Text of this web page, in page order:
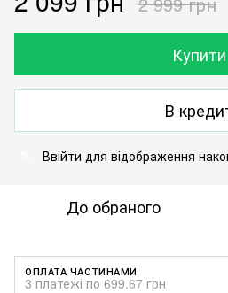
Купити
В
Ввійти для відображення
До обраного
ОПЛАТА ЧАСТИНАМИ
3 платежі по 699.67 грн